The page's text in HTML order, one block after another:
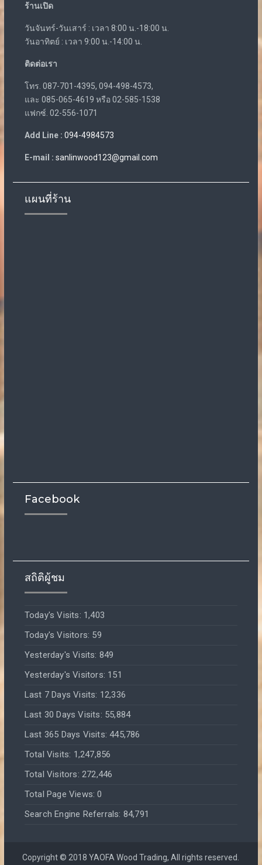
ร้านเปิด
วันจันทร์-วันเสาร์ : เวลา 8:00 น.-18:00 น.
วันอาทิตย์ : เวลา 9:00 น.-14:00 น.
ติดต่อเรา
โทร. 087-701-4395, 094-498-4573,
และ 085-065-4619 หรือ 02-585-1538
แฟกซ์. 02-556-1071
Add Line : 094-4984573
E-mail : sanlinwood123@gmail.com
แผนที่ร้าน
Facebook
สถิติผู้ชม
Today's Visits: 1,403
Today's Visitors: 59
Yesterday's Visits: 849
Yesterday's Visitors: 151
Last 7 Days Visits: 12,336
Last 30 Days Visits: 55,884
Last 365 Days Visits:445,786
Total Visits: 1,247,856
Total Visitors: 272,446
Total Page Views:0
Search Engine Referrals: 84,791
Copyright © 2018 YAOFA Wood Trading, All rights reserved.